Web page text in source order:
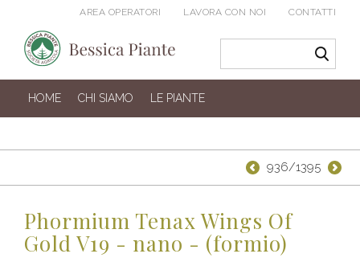
AREA OPERATORI LAVORA CON NOI CONTATTI
HOME CHI SIAMO LE PIANTE
936/1395
Phormium Tenax Wings Of
Gold V19 - nano - (formio)